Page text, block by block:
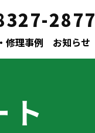
修理事例 お知らせ
2877